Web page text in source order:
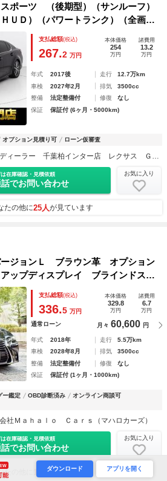
ーツ （後期型）（サンルーフ）
ＵＤ）（パワートランク）（全画面
（シートヒーター）（ステアリング
ー）（セーフティシステム＋）
支払総額(税込)
267.2 万円
本体価格
254
万円
諸費用
13.2
万円
年式 2017後 走行
12.7万km
車検
2027年2月 排気
3500cc
整備
法定整備付 修復
なし
保証
保証付 (6ヶ月・5000km)
オプション見積り可 ローン仮審査
ＣＳオートディーラー 千葉柏インター店 レクサス ＧＳ・ＧＳ－ＨＶ・ＩＳ・ＩＳ－ＨＶ 中古車専門店
は在庫確認・見積依頼
でお問い合わせ
お気に入り
たの他に25人が見ています
ジョンＬ ブラウン革 オプション
ップディスプレイ ブラインドスポ
パワートランク スマートキー２
０年８月 車検整備付
支払総額(税込)
336.5 万円
本体価格
329.8
万円
諸費用
6.7
万円
通常ローン 月々 60,600 円
年式 2018年 走行
5.5万km
車検
2028年8月 排気
3500cc
整備
法定整備付 修復
なし
保証
保証付 (1ヶ月・1000km)
ー鑑定 OBD診断済み
オンライン商談可
社Ｍａｈａｌｏ Ｃａｒｓ（マハロカーズ）
は在庫確認・見積依頼
でお問い合わせ
お気に入り
たの他に 19人が見ています
能
ダウンロード アプリを開く